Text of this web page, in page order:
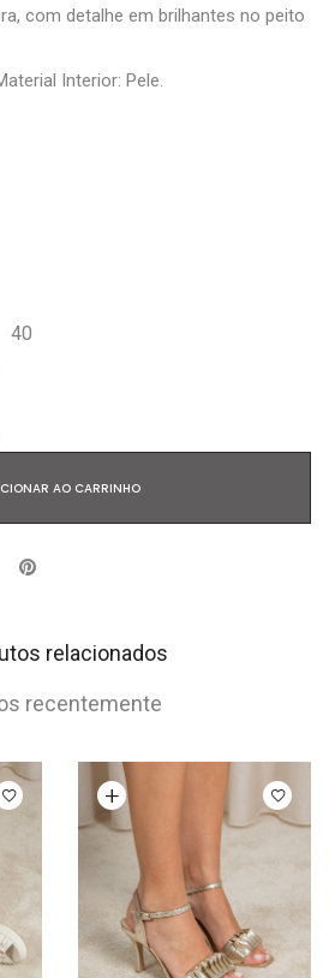
com detalhe em brilhantes no peito
Interior: Pele.
40
AO CARRINHO
relacionados
recentemente
Ver opções